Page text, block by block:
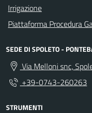
Irrigazione
Piattaforma Procedura
SEDE DI SPOLETO -
Via Melloni snc,
+39-0743-260263
STRUMENTI